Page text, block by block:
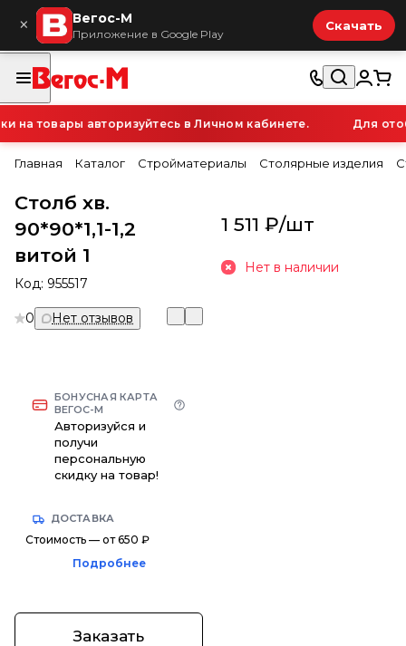
× Вегос-М
Приложение в Google Play
Скачать
товары авторизуйтесь в Личном кабинете. Для
Главная Каталог Стройматериалы Столярные изделия
Столб хв.
90*90*1,1-1,2
витой 1
Код: 955517
0 Нет отзывов
БОНУСНАЯ КАРТА
ВЕГОС-М
Авторизуйся и
получи
персональную
скидку на товар!
ДОСТАВКА
Стоимость — от 650 ₽
Подробнее
Заказать
1 511 ₽/шт
Нет в наличии